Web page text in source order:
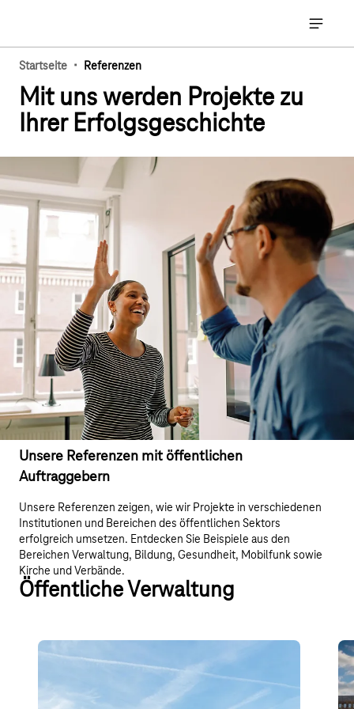
Startseite · Referenzen
Mit uns werden Projekte zu
Ihrer Erfolgsgeschichte
Unsere Referenzen mit öffentlichen
Auftraggebern
Unsere Referenzen zeigen, wie wir Projekte in verschiedenen
Institutionen und Bereichen des öffentlichen Sektors
erfolgreich umsetzen. Entdecken Sie Beispiele aus den
Bereichen Verwaltung, Bildung, Gesundheit, Mobilfunk sowie
Kirche und Verbände.
Öffentliche Verwaltung
Deutsche Rentenversicherung
Hessen